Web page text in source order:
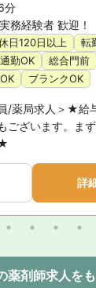
分
務経験者 歓迎！
日120日以上
転
勤OK 総合門前
ブランクOK
/薬局求人＞★給
ございます。ま
詳